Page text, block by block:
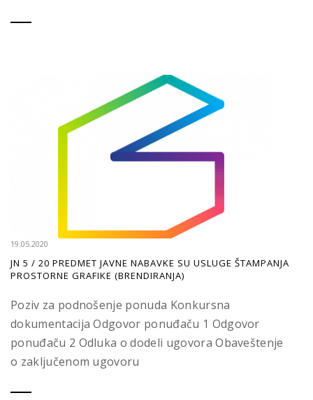
19.05.2020
JN 5 / 20 PREDMET JAVNE NABAVKE SU USLUGE ŠTAMPANJA
PROSTORNE GRAFIKE (BRENDIRANJA)
Poziv za podnošenje ponuda Konkursna
dokumentacija Odgovor ponuđaču 1 Odgovor
ponuđaču 2 Odluka o dodeli ugovora Obaveštenje
o zaključenom ugovoru